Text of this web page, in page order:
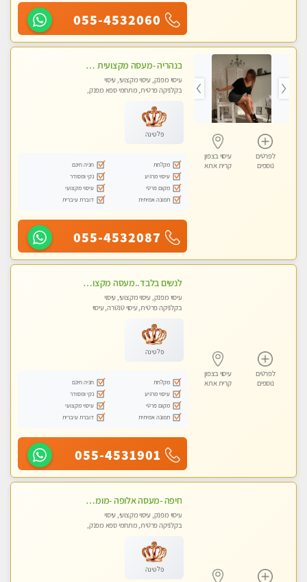
055-4532060
לפרטים
נוספים
עיסוי בצפון
קרית אתא
בנהריה -מעסה מקצועית צעירה ואיכותית לעיסוי מרגיע ומפנק VIP-מומלץ לחלוטין! פרטי! ​​​​​​ Highly recommended
עיסוי מפנק, עיסוי מקצועי, עיסוי
בקלניקה פרטית, מתחמי ספא מפנק,
פלטינה
מקלחת
חניה חינם
עיסוי מרגיע
נקי ומסודר
מקום פרטי
עיסוי מקצועי
תמונה אמיתית
דוברת עיברית
055-4532087
לפרטים
נוספים
עיסוי בצפון
קרית אתא
לנשים בלבד..מעסה מקצועי לנשים בלבד לעיסוי מרגיע ומפנק VIP-מומלץ לחלוטין! פרטי! ​​​​​​
עיסוי מפנק, עיסוי מקצועי, עיסוי
בקלניקה פרטית, עיסוי טנטרה, עיסוי
פלטינה
מקלחת
חניה חינם
עיסוי מרגיע
נקי ומסודר
מקום פרטי
עיסוי מקצועי
תמונה אמיתית
דוברת עיברית
055-4531901
חיפה -מעסה אלופה -מומלץ לחלוטין!! כל סוגי העיסויים מעסה מקצועית ואיכותית פרטי!! highly recommended..new in the city- ללא מין !
עיסוי מפנק, עיסוי מקצועי, עיסוי
בקלניקה פרטית, מתחמי ספא מפנק,
פלטינה